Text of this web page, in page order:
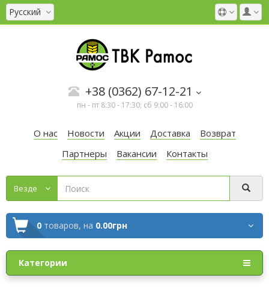
Русский
+38 (0362) 67-12-21
пн - пт 8:30 - 17:30; сб 9:00 - 16:00
О нас Новости Акции Доставка
Возврат
Партнеры
Вакансии Контакты
Везде
0 товаров, на 0.00грн
Категории